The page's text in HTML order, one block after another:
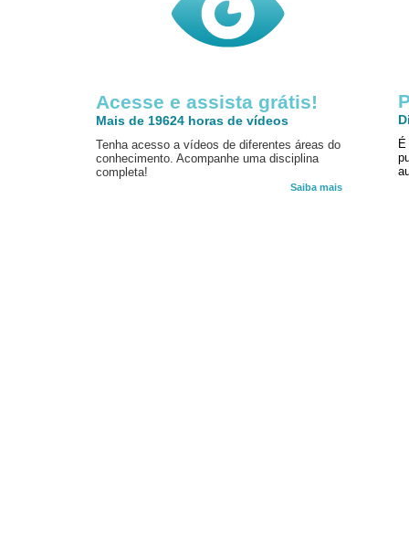
Acesse e assista grátis!
Mais de 19624 horas de vídeos
Tenha acesso a vídeos de diferentes áreas do
conhecimento. Acompanhe uma disciplina
completa!
Saiba mais